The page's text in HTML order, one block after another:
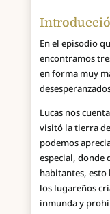
En el episodio
encontramos
en forma muy
Lucas nos
visitó la tierra
podemos
especial, donde
habitantes, esto
los lugareños
inmunda y